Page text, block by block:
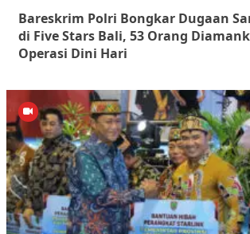
Bareskrim Polri Bongkar Dugaan
di Five Stars Bali, 53 Orang
Operasi Dini Hari